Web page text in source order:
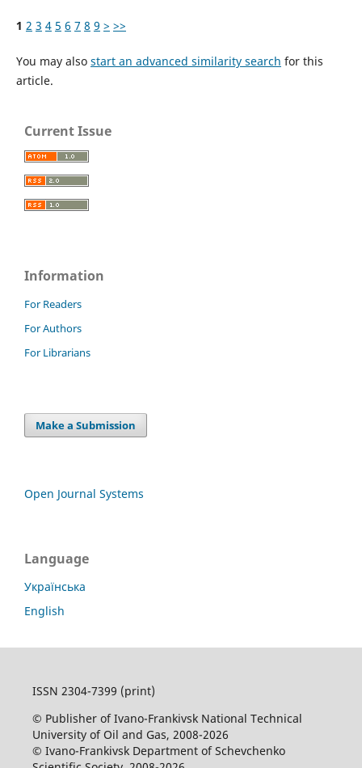
1 2 3 4 5 6 7 8 9 > >>
You may also start an advanced similarity search for this
article.
Current Issue
Information
For Readers
For Authors
For Librarians
Make a Submission
Open Journal Systems
Language
Українська
English
ISSN 2304-7399 (print)
© Publisher of Ivano-Frankivsk National Technical
University of Oil and Gas, 2008-2026
© Ivano-Frankivsk Department of Schevchenko